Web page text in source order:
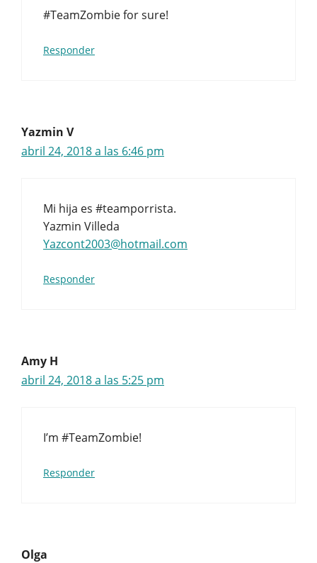
#TeamZombie for sure!
Responder
Yazmin V
abril 24, 2018 a las 6:46 pm
Mi hija es #teamporrista.
Yazmin Villeda
Yazcont2003@hotmail.com
Responder
Amy H
abril 24, 2018 a las 5:25 pm
I’m #TeamZombie!
Responder
Olga